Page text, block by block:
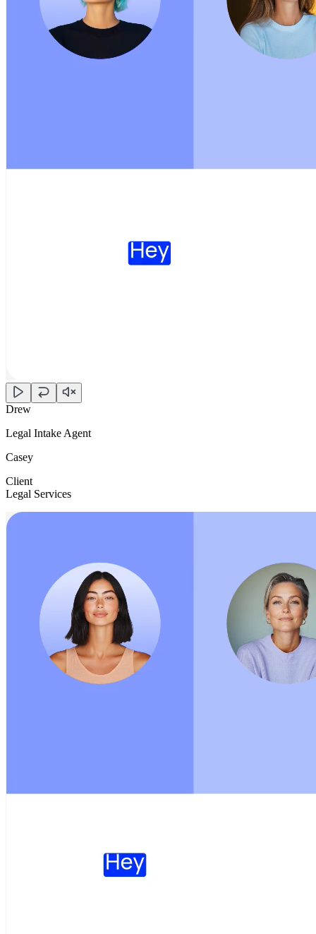
Drew
Legal Intake Agent
Casey
Client
Legal Services